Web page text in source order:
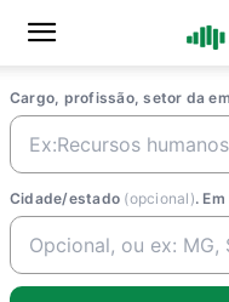
Cargo, profissão, setor da
Cidade/estado (opcional).